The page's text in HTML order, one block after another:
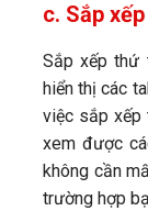
c. Sắp
Sắp xếp
hiển thị các
việc sắp xếp
xem được
không cần
trường hợp